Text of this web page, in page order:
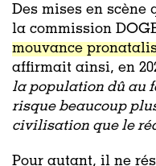
Des mises en scène
la commission
mouvance
affirmait ainsi, en
la population dû au
risque beaucoup
civilisation que le
Pour autant, il ne